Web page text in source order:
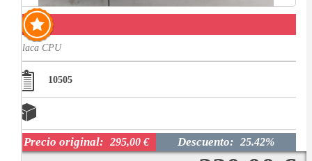
Placa CPU
10505
Precio original: 295,00 € Descuento: 25.42%